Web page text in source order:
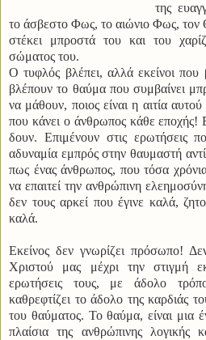
της
το άσβεστο Φως, το αιώνιο Φως, τον
στέκει μπροστά του και του
σώματος του.
Ο τυφλός βλέπει, αλλά εκείνοι που
βλέπουν το θαύμα που συμβαίνει
να μάθουν, ποιος είναι η αιτία
που κάνει ο άνθρωπος κάθε εποχής!
δουν. Επιμένουν στις ερωτήσεις
αδυναμία εμπρός στην θαυμαστή
πως ένας άνθρωπος, που τόσα
να επαιτεί την ανθρώπινη
δεν τους αρκεί που έγινε καλά,
καλά.
Εκείνος δεν γνωρίζει πρόσωπο!
Χριστού μας μέχρι την στιγμή
ερωτήσεις τους, με άδολο
καθρεφτίζει το άδολο της καρδιάς
του θαύματος. Το θαύμα, είναι μια
πλαίσια της ανθρώπινης λογικής